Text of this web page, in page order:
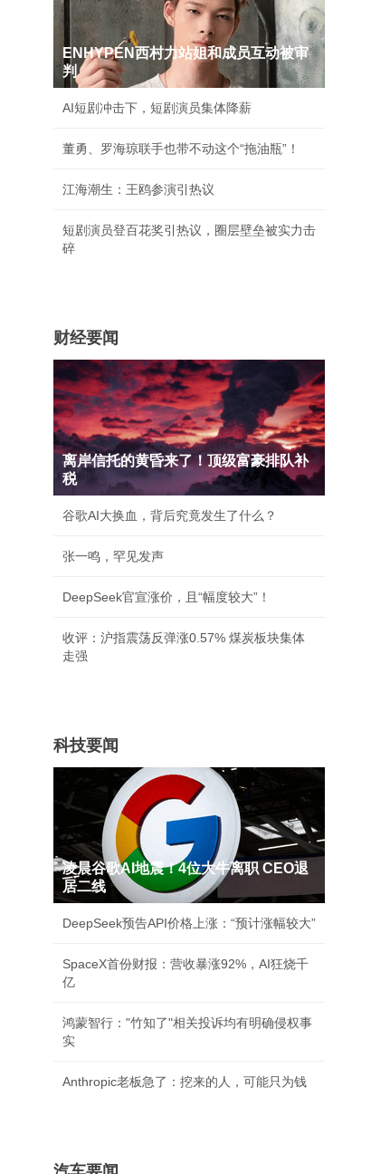
ENHYPEN西村力站姐和成员互动被审
判
AI短剧冲击下，短剧演员集体降薪
董勇、罗海琼联手也带不动这个“拖油瓶”！
江海潮生：王鸥参演引热议
短剧演员登百花奖引热议，圈层壁垒被实力击
碎
财经要闻
离岸信托的黄昏来了！顶级富豪排队补
税
谷歌AI大换血，背后究竟发生了什么？
张一鸣，罕见发声
DeepSeek官宣涨价，且“幅度较大”！
收评：沪指震荡反弹涨0.57% 煤炭板块集体
走强
科技要闻
凌晨谷歌AI地震！4位大牛离职 CEO退
居二线
DeepSeek预告API价格上涨：“预计涨幅较大”
SpaceX首份财报：营收暴涨92%，AI狂烧千
亿
鸿蒙智行："竹知了"相关投诉均有明确侵权事
实
Anthropic老板急了：挖来的人，可能只为钱